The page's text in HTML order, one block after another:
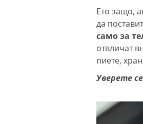
Ето защо,
да
само за
отвличат
пиете,
Уверете